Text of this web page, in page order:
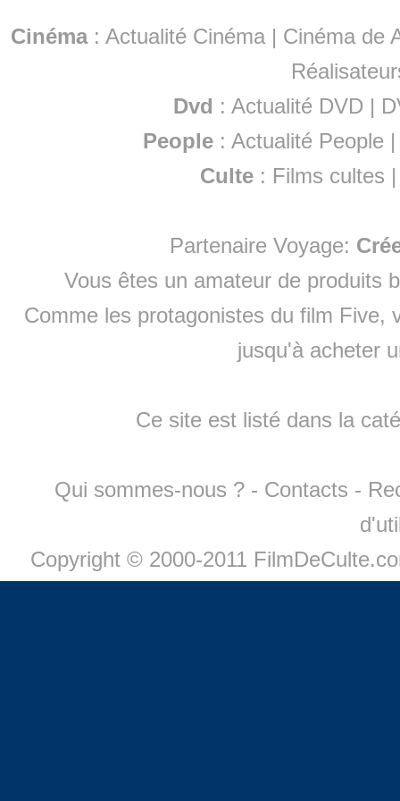
Cinéma: Actualité Cinéma | Cinéma de
Dvd : Actualité DVD |
People :Actualité People
Culte : Films cultes
Partenaire Voyage:
Vous êtes un amateur de produits
Comme les protagonistes du film Five,
jusqu'à acheter
Ce site est listé dans la
Qui sommes-nous ? - Contacts -
Copyright © 2000-2011